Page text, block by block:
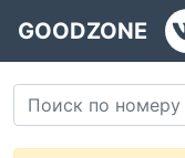
GOODZONE